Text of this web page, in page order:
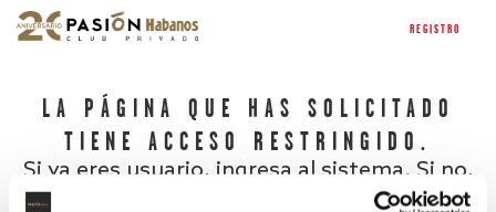
REGISTRO
LA PÁGINA QUE HAS SOLICITADO
TIENE ACCESO RESTRINGIDO.
Si ya eres usuario, ingresa al sistema. Si no,